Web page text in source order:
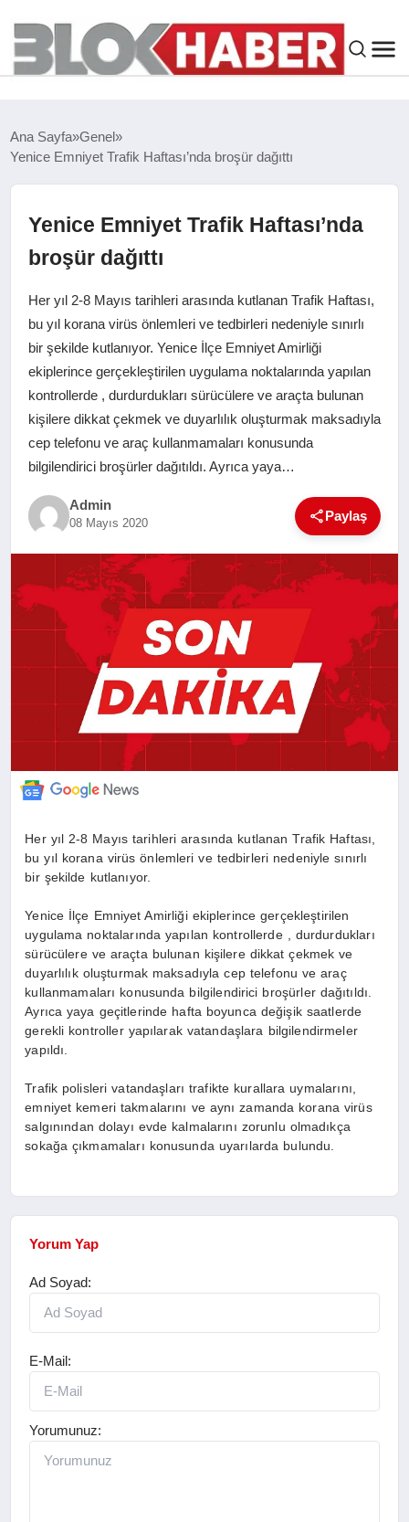
SIYASET
ÇEVRE
SPOR
EKONOMI
SAĞLIK
SANAT
Ana Sayfa Genel
Yenice Emniyet Trafik Haftası’nda broşür dağıttı
Yenice Emniyet Trafik Haftası’nda
broşür dağıttı
Her yıl 2-8 Mayıs tarihleri arasında kutlanan Trafik Haftası,
bu yıl korana virüs önlemleri ve tedbirleri nedeniyle sınırlı
bir şekilde kutlanıyor. Yenice İlçe Emniyet Amirliği
ekiplerince gerçekleştirilen uygulama noktalarında yapılan
kontrollerde , durdurdukları sürücülere ve araçta bulunan
kişilere dikkat çekmek ve duyarlılık oluşturmak maksadıyla
cep telefonu ve araç kullanmamaları konusunda
bilgilendirici broşürler dağıtıldı. Ayrıca yaya…
Admin
08 Mayıs 2020 Paylaş
Her yıl 2-8 Mayıs tarihleri arasında kutlanan Trafik Haftası,
bu yıl korana virüs önlemleri ve tedbirleri nedeniyle sınırlı
bir şekilde kutlanıyor.
Yenice İlçe Emniyet Amirliği ekiplerince gerçekleştirilen
uygulama noktalarında yapılan kontrollerde , durdurdukları
sürücülere ve araçta bulunan kişilere dikkat çekmek ve
duyarlılık oluşturmak maksadıyla cep telefonu ve araç
kullanmamaları konusunda bilgilendirici broşürler dağıtıldı.
Ayrıca yaya geçitlerinde hafta boyunca değişik saatlerde
gerekli kontroller yapılarak vatandaşlara bilgilendirmeler
yapıldı.
Trafik polisleri vatandaşları trafikte kurallara uymalarını,
emniyet kemeri takmalarını ve aynı zamanda korana virüs
salgınından dolayı evde kalmalarını zorunlu olmadıkça
sokağa çıkmamaları konusunda uyarılarda bulundu.
Yorum Yap
Ad Soyad:
E-Mail:
Yorumunuz: